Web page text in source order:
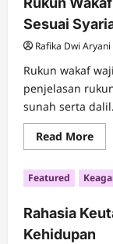
Sesuai
Rafika Dwi Aryani
Rukun wakaf
penjelasan
sunah serta
Read MoreRead
Featured
Rahasia
Kehidupan